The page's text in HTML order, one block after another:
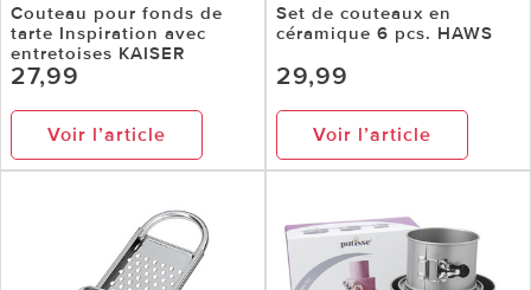
Couteau pour fonds de
tarte Inspiration avec
entretoises KAISER
27,99
Voir l’article
Set de couteaux en
céramique 6 pcs. HAWS
29,99
Voir l’article